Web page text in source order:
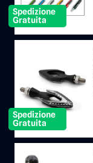
Spedizione
Gratuita
Spedizione
Gratuita